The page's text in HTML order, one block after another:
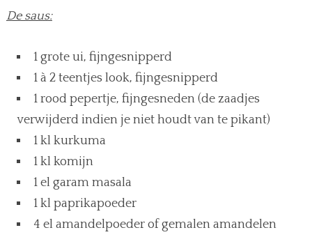
De saus:
1 grote ui, fijngesnipperd
1 à 2 teentjes look, fijngesnipperd
1 rood pepertje, fijngesneden (de zaadjes
verwijderd indien je niet houdt van te pikant)
1 kl kurkuma
1 kl komijn
1 el garam masala
1 kl paprikapoeder
4 el amandelpoeder of gemalen amandelen